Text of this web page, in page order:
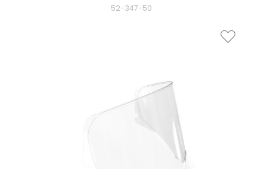
52-347-50